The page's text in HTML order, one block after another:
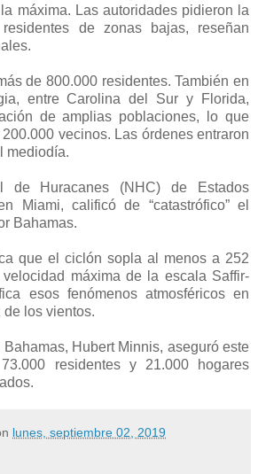
máxima. Las autoridades pidieron la
de zonas bajas, reseñan
de 800.000 residentes. También en
entre Carolina del Sur y Florida,
de amplias poblaciones, lo que
vecinos. Las órdenes entraron
mediodía.
de Huracanes (NHC) de Estados
Miami, calificó de “catastrófico” el
Bahamas.
que el ciclón sopla al menos a 252
velocidad máxima de la escala Saffir-
esos fenómenos atmosféricos en
los vientos.
Hubert Minnis, aseguró este
residentes y 21.000 hogares
lunes, septiembre 02, 2019